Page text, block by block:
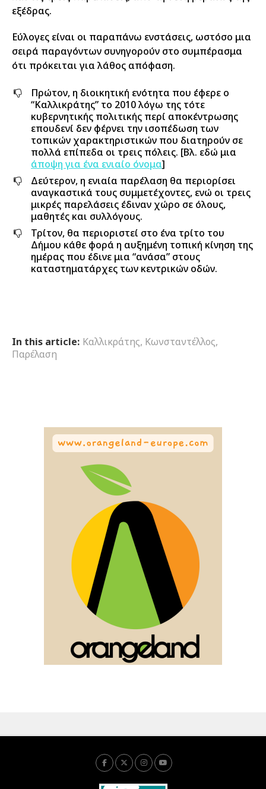
εξέδρας.
Εύλογες είναι οι παραπάνω ενστάσεις, ωστόσο μια
σειρά παραγόντων συνηγορούν στο συμπέρασμα
ότι πρόκειται για λάθος απόφαση.
Πρώτον, η διοικητική ενότητα που έφερε ο
“Καλλικράτης” το 2010 λόγω της τότε
κυβερνητικής πολιτικής περί αποκέντρωσης
επουδενί δεν φέρνει την ισοπέδωση των
τοπικών χαρακτηριστικών που διατηρούν σε
πολλά επίπεδα οι τρεις πόλεις. [Βλ. εδώ μια
άποψη για ένα ενιαίο όνομα]
Δεύτερον, η ενιαία παρέλαση θα περιορίσει
αναγκαστικά τους συμμετέχοντες, ενώ οι τρεις
μικρές παρελάσεις έδιναν χώρο σε όλους,
μαθητές και συλλόγους.
Τρίτον, θα περιοριστεί στο ένα τρίτο του
Δήμου κάθε φορά η αυξημένη τοπική κίνηση της
ημέρας που έδινε μια “ανάσα” στους
καταστηματάρχες των κεντρικών οδών.
In this article: Καλλικράτης, Κωνσταντέλλος,
Παρέλαση